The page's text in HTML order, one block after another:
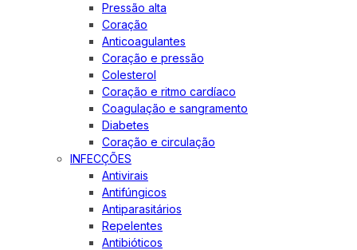
Pressão alta
Coração
Anticoagulantes
Coração e pressão
Colesterol
Coração e ritmo cardíaco
Coagulação e sangramento
Diabetes
Coração e circulação
INFECÇÕES
Antivirais
Antifúngicos
Antiparasitários
Repelentes
Antibióticos